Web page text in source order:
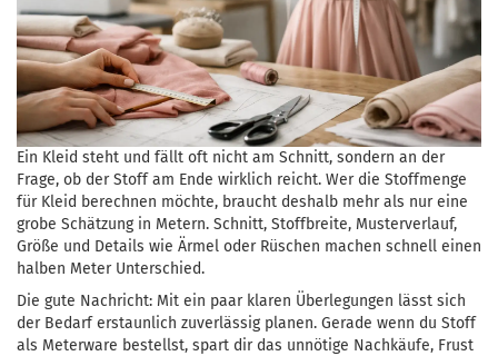
Ein Kleid steht und fällt oft nicht am Schnitt, sondern an der
Frage, ob der Stoff am Ende wirklich reicht. Wer die Stoffmenge
für Kleid berechnen möchte, braucht deshalb mehr als nur eine
grobe Schätzung in Metern. Schnitt, Stoffbreite, Musterverlauf,
Größe und Details wie Ärmel oder Rüschen machen schnell einen
halben Meter Unterschied.
Die gute Nachricht: Mit ein paar klaren Überlegungen lässt sich
der Bedarf erstaunlich zuverlässig planen. Gerade wenn du Stoff
als Meterware bestellst, spart dir das unnötige Nachkäufe, Frust